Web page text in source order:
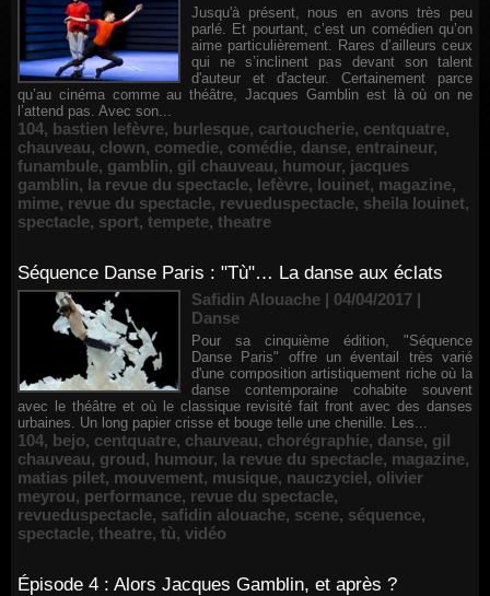
Jusqu'à présent, nous en avons très peu
parlé. Et pourtant, c’est un comédien qu’on
aime particulièrement. Rares d’ailleurs ceux
qui ne s’inclinent pas devant son talent
d'auteur et d'acteur. Certainement parce
qu’au cinéma comme au théâtre, Jacques Gamblin est là où on ne
l’attend pas. Avec son...
104, bastien lefèvre, burlesque, cartoucherie, centquatre,
chauveau, clown, comedie, comédie, danse, entraineur,
funambule, gamblin, gil chauveau, humour, jacques
gamblin, la revue du spectacle, lefèvre, louinet, magazine,
mime, revue du spectacle, revueduspectacle, sheila louinet,
spectacle, sport, tempete, theatre
Séquence Danse Paris : "Tù"… La danse aux éclats
Safidin Alouache | 04/04/2017 |
Danse
Pour sa cinquième édition, "Séquence
Danse Paris" offre un éventail très varié
d'une composition artistiquement riche où la
danse contemporaine cohabite souvent
avec le théâtre et où le classique revisité fait front avec des danses
urbaines. Un long papier crisse et bouge telle une chenille. Les...
104, bejo, centquatre, chauveau, chorégraphie, danse, gil
chauveau, groud, humour, la revue du spectacle, magazine,
matias pilet, mouvement, musique, nauczyciel, olivier
meyrou, performance, revue du spectacle,
revueduspectacle, safidin alouache, scene, séquence,
spectacle, theatre, tù, vidéo
Épisode 4 : Alors Jacques Gamblin, et après ?